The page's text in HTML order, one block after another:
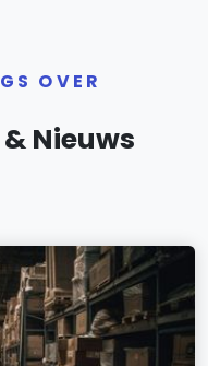
OVER
Nieuws